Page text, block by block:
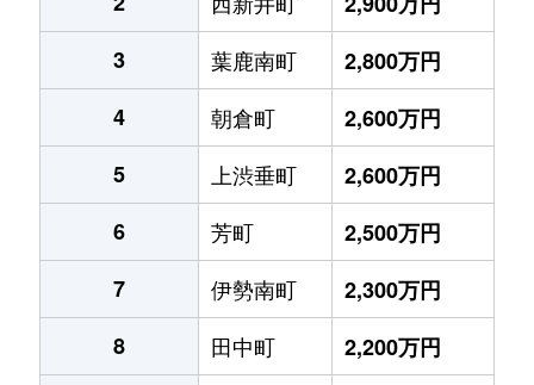
3
葉鹿南町
2,800万円
4
朝倉町
2,600万円
5
上渋垂町
2,600万円
6
芳町
2,500万円
7
伊勢南町
2,300万円
8
田中町
2,200万円